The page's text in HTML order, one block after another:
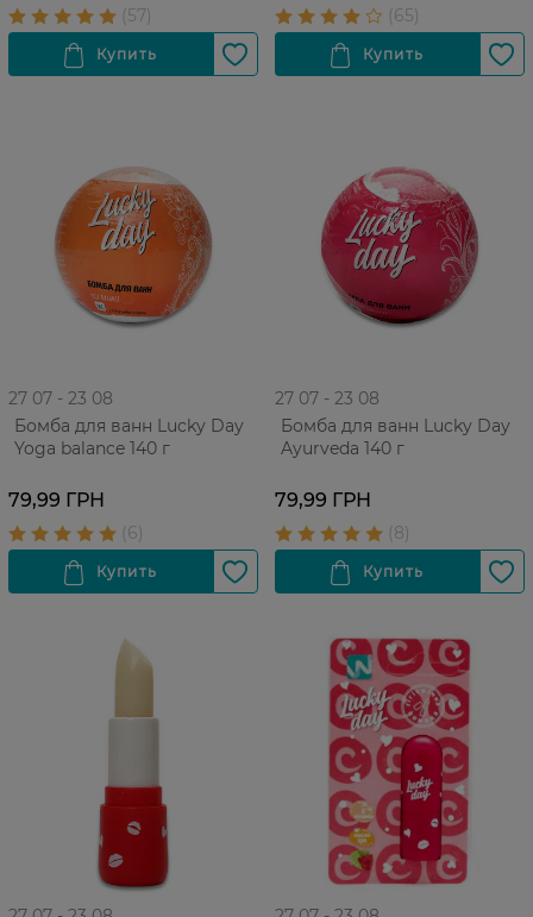
27 07 - 23 08
Бомба для ванн Lucky Day
Yoga balance 140 г
79,99 ГРН
27 07 - 23 08
Бомба для ванн Lucky Day
Ayurveda 140 г
79,99 ГРН